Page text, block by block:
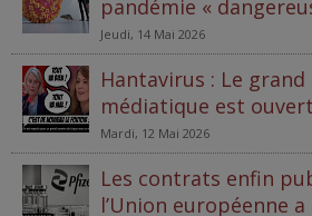
pandémie «
Jeudi, 14 Mai 2026
Hantavirus : Le grand
médiatique est
Mardi, 12 Mai 2026
Les contrats enfin
l’Union européenne